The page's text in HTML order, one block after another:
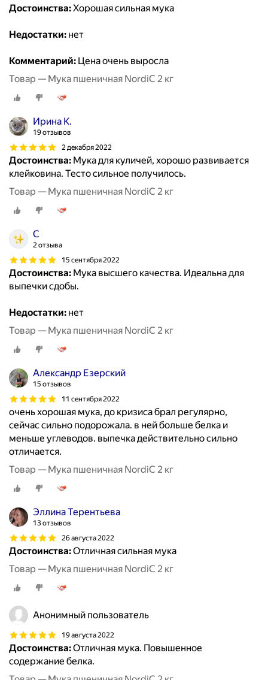
Достоинства:Хорошая сильная мука
Недостатки: нет
Комментарий: Цена очень выросла
Товар — Мука пшеничная NordiC 2 кг
Ирина К.
19 отзывов
2 декабря 2022
Достоинства: Мука для куличей, хорошо развивается
клейковина. Тесто сильное получилось.
Товар — Мука пшеничная NordiC 2 кг
С
2 отзыва
15 сентября 2022
Достоинства: Мука высшего качества. Идеальна для
выпечки сдобы.
Недостатки: нет
Товар — Мука пшеничная NordiC 2 кг
Александр Езерский
15 отзывов
11 сентября 2022
очень хорошая мука, до кризиса брал регулярно,
сейчас сильно подорожала. в ней больше белка и
меньше углеводов. выпечка действительно сильно
отличается.
Товар — Мука пшеничная NordiC 2 кг
Эллина Терентьева
13 отзывов
26 августа 2022
Достоинства:Отличная сильная мука
Товар — Мука пшеничная NordiC 2 кг
Анонимный пользователь
19 августа 2022
Достоинства:Отличная мука. Повышенное
содержание белка.